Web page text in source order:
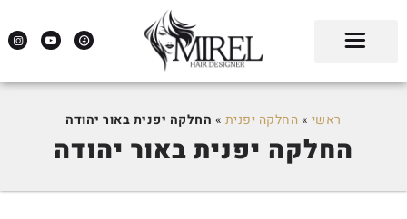
ראשי »החלקה יפנית » החלקה יפנית באור יהודה
החלקה יפנית באור יהודה